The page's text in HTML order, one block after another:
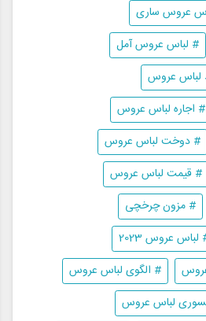
عروس ساری
# لباس عروس آمل
لباس عروس
# اجاره لباس عروس
# دوخت لباس عروس
# قیمت لباس عروس
# مزون چرخچی
لباس عروس 2023
# الگوی لباس عروس
لباس عروس